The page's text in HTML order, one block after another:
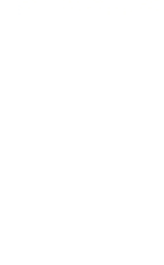
Kepala Satuan Polisi Pamong
Bunmo Loban mengatakan
merupakan salah satu sentra
Potensi itu dinilai cukup kuat
“Jagung tidak lagi hanya dijual
produk yang memiliki nilai jual
Di tengah tantangan ekonomi
pertanian, emping jagung dari
menjadi lebih dari sekadar
dipersiapkan menjadi simbol
pembangunan desa di NTT,
berhenti di ladang, melainkan
masyarakat mengolah hasil